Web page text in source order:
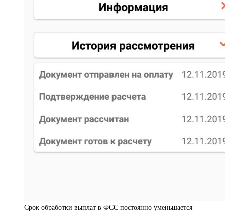
Срок обработки выплат в ФСС постоянно уменьшается